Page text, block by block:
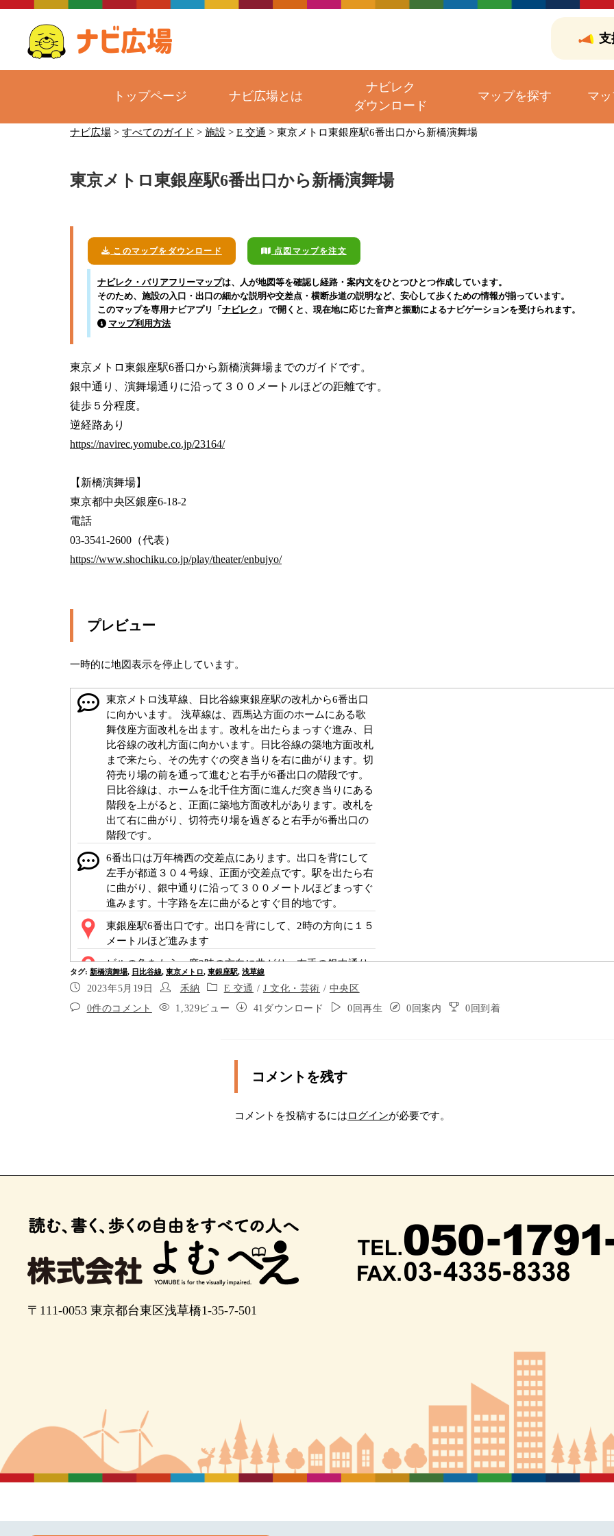
支
トップページ ナビ広場とは
ナビレク
ダウンロード
マップを探す マ
ナビ広場 > すべてのガイド > 施設 > E 交通 > 東京メトロ東銀座駅6番出口から新橋演舞場
東京メトロ東銀座駅6番出口から新橋演舞場
このマップをダウンロード 点図マップを注文
ナビレク・バリアフリーマップは、人が地図等を確認し経路・案内文をひとつひとつ作成しています。
そのため、施設の入口・出口の細かな説明や交差点・横断歩道の説明など、安心して歩くための情報が揃っています。
このマップを専用ナビアプリ「 ナビレク 」 で開くと、現在地に応じた音声と振動によるナビゲーションを受けられます。
マップ利用方法
東京メトロ東銀座駅6番口から新橋演舞場までのガイドです。
銀中通り、演舞場通りに沿って３００メートルほどの距離です。
徒歩５分程度。
https://navirec.yomube.co.jp/23164/
【新橋演舞場】
東京都中央区銀座6-18-2
電話
https://www.shochiku.co.jp/play/theater/enbujyo/
プレビュー
一時的に地図表示を停止しています。
東京メトロ浅草線、日比谷線東銀座駅の改札から6番出口
に向かいます。 浅草線は、西馬込方面のホームにある歌
舞伎座方面改札を出ます。改札を出たらまっすぐ進み、日
比谷線の改札方面に向かいます。日比谷線の築地方面改札
まで来たら、その先すぐの突き当りを右に曲がります。切
符売り場の前を通って進むと右手が6番出口の階段です。
日比谷線は、ホームを北千住方面に進んだ突き当りにある
階段を上がると、正面に築地方面改札があります。改札を
出て右に曲がり、切符売り場を過ぎると右手が6番出口の
階段です。
6番出口は万年橋西の交差点にあります。出口を背にして
左手が都道３０４号線、正面が交差点です。駅を出たら右
に曲がり、銀中通りに沿って３００メートルほどまっすぐ
進みます。十字路を左に曲がるとすぐ目的地です。
東銀座駅6番出口です。出口を背にして、2時の方向に１５
メートルほど進みます
ビルの角をもう一度2時の方向に曲がり、左手の銀中通り
に沿って１００メートルほどまっすぐ進みます。
右手の時事通信ビルの前を通過
あと２０メートルほど進むと、采女橋公園交差点に出ます
ポイント10
ポイント12
あと２０メートルほど進み、十字路に出たら左に曲がりま
す
新橋演舞場の前です。左手の階段を二段あがると、正面に
入り口の自動ドアがあります。
入口から建物に入ったら、まっすぐ進むと正面が受付で
す。受付の左右に一階客席の入口があります。受付の前を
右に進むと正面が売店です。
タグ: 新橋演舞場, 日比谷線, 東京メトロ, 東銀座駅, 浅草線
2023年5月19日 禾納 E 交通 / J 文化・芸術 / 中央区
0件のコメント
1,329ビュー 41ダウンロード 0回再生 0回案内 0回到着
コメントを残す
コメントを投稿するにはログインが必要です。
〒111-0053東京都台東区浅草橋1-35-7-501